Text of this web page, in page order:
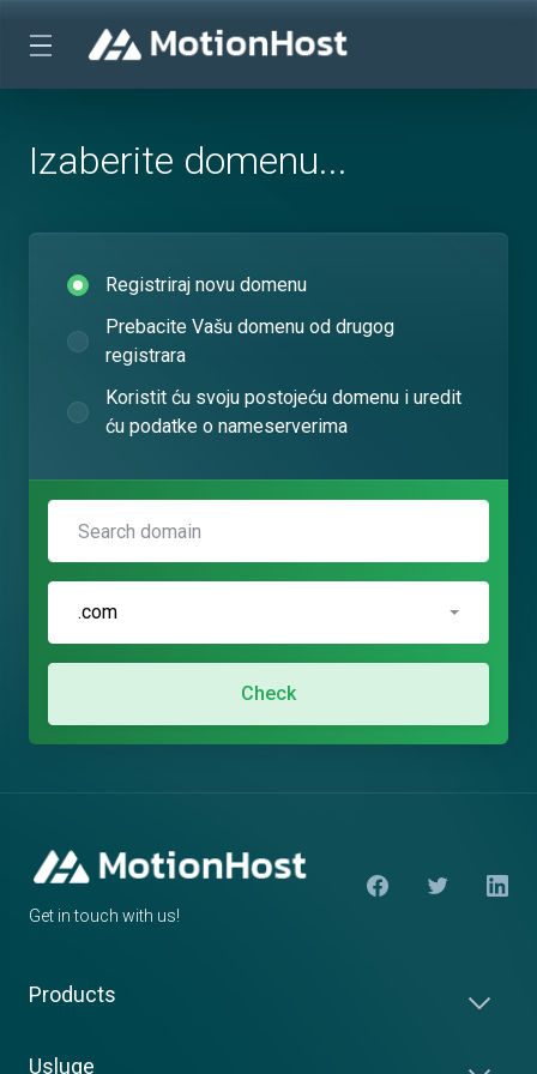
Izaberite domenu...
Registriraj novu domenu
Prebacite Vašu domenu od drugog
registrara
Koristit ću svoju postojeću domenu i uredit
ću podatke o nameserverima
.com
Check
Get in touch with us!
Products
Usluge